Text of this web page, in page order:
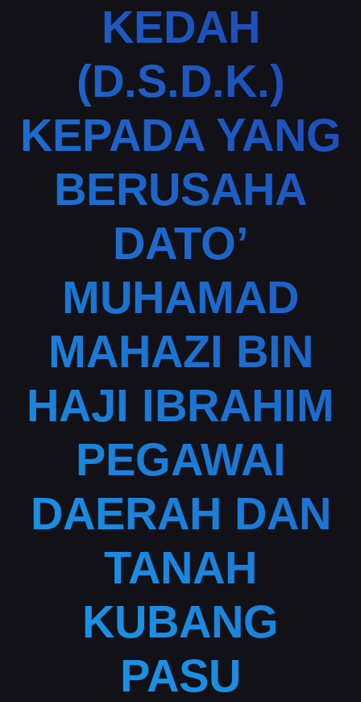
KEDAH
(D.S.D.K.)
KEPADA YANG
BERUSAHA
DATO’
MUHAMAD
MAHAZI BIN
HAJI IBRAHIM
PEGAWAI
DAERAH DAN
TANAH
KUBANG
PASU